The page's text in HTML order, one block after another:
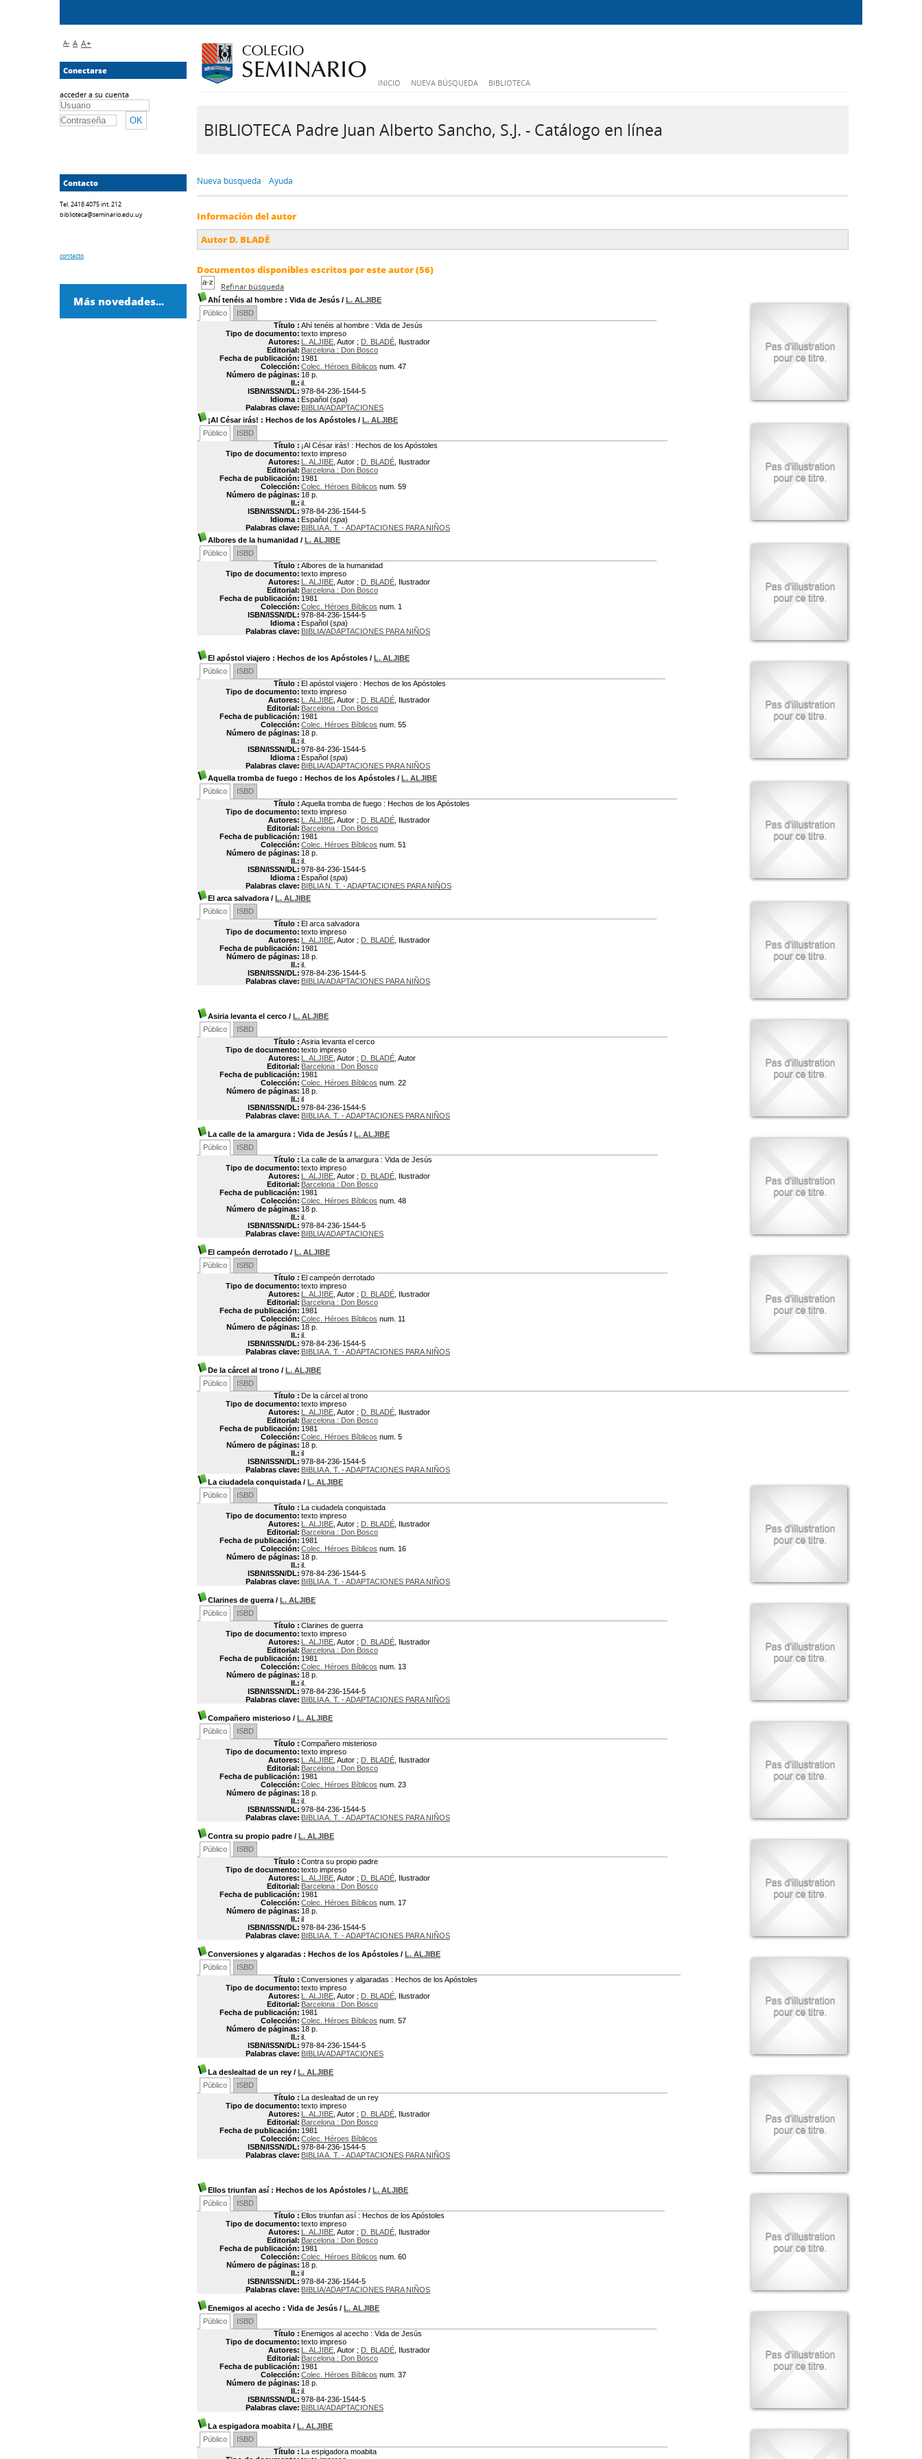
INICIO NUEVA BÚSQUEDA BIBLIOTECA
BIBLIOTECA Padre Juan Alberto Sancho, S.J. - Catálogo en línea
Nueva búsqueda Ayuda
Información del autor
Autor D. BLADÉ
Documentos disponibles escritos por este autor (56)
Refinar búsqueda
Ahí tenéis al hombre : Vida de Jesús / L. ALJIBE
Público
ISBD
Título : Ahí tenéis al hombre : Vida de Jesús
Tipo de documento: texto impreso
Autores: L. ALJIBE , Autor ; D. BLADÉ , Ilustrador
Editorial: Barcelona : Don Bosco
Fecha de publicación: 1981
Colección: Colec. Héroes Bíblicos num. 47
Número de páginas: 18 p.
Il.: il.
ISBN/ISSN/DL: 978-84-236-1544-5
Idioma : Español (spa)
Palabras clave: BIBLIA/ADAPTACIONES
¡Al César irás! : Hechos de los Apóstoles / L. ALJIBE
Público
ISBD
Título : ¡Al César irás! : Hechos de los Apóstoles
Tipo de documento: texto impreso
Autores: L. ALJIBE , Autor ; D. BLADÉ , Ilustrador
Editorial: Barcelona : Don Bosco
Fecha de publicación: 1981
Colección: Colec. Héroes Bíblicos num. 59
Número de páginas: 18 p.
Il.: il.
ISBN/ISSN/DL: 978-84-236-1544-5
Idioma : Español (spa)
Palabras clave: BIBLIA A. T. - ADAPTACIONES PARA NIÑOS
Albores de la humanidad / L. ALJIBE
Público
ISBD
Título : Albores de la humanidad
Tipo de documento: texto impreso
Autores: L. ALJIBE , Autor ; D. BLADÉ , Ilustrador
Editorial: Barcelona : Don Bosco
Fecha de publicación: 1981
Colección: Colec. Héroes Bíblicos num. 1
ISBN/ISSN/DL: 978-84-236-1544-5
Idioma : Español (spa)
Palabras clave: BIBLIA/ADAPTACIONES PARA NIÑOS
El apóstol viajero : Hechos de los Apóstoles / L. ALJIBE
Público
ISBD
Título : El apóstol viajero : Hechos de los Apóstoles
Tipo de documento: texto impreso
Autores: L. ALJIBE , Autor ; D. BLADÉ , Ilustrador
Editorial: Barcelona : Don Bosco
Fecha de publicación: 1981
Colección: Colec. Héroes Bíblicos num. 55
Número de páginas: 18 p.
Il.: il.
ISBN/ISSN/DL: 978-84-236-1544-5
Idioma : Español (spa)
Palabras clave: BIBLIA/ADAPTACIONES PARA NIÑOS
Aquella tromba de fuego : Hechos de los Apóstoles / L. ALJIBE
Público
ISBD
Título : Aquella tromba de fuego : Hechos de los Apóstoles
Tipo de documento: texto impreso
Autores: L. ALJIBE , Autor ; D. BLADÉ , Ilustrador
Editorial: Barcelona : Don Bosco
Fecha de publicación: 1981
Colección: Colec. Héroes Bíblicos num. 51
Número de páginas: 18 p.
Il.: il.
ISBN/ISSN/DL: 978-84-236-1544-5
Idioma : Español (spa)
Palabras clave: BIBLIA N. T. - ADAPTACIONES PARA NIÑOS
El arca salvadora / L. ALJIBE
Público
ISBD
Título : El arca salvadora
Tipo de documento: texto impreso
Autores: L. ALJIBE , Autor ; D. BLADÉ , Ilustrador
Fecha de publicación: 1981
Número de páginas: 18 p.
Il.: il.
ISBN/ISSN/DL: 978-84-236-1544-5
Palabras clave: BIBLIA/ADAPTACIONES PARA NIÑOS
Asiria levanta el cerco / L. ALJIBE
Público
ISBD
Título : Asiria levanta el cerco
Tipo de documento: texto impreso
Autores: L. ALJIBE , Autor ; D. BLADÉ , Autor
Editorial: Barcelona : Don Bosco
Fecha de publicación: 1981
Colección: Colec. Héroes Bíblicos num. 22
Número de páginas: 18 p.
Il.: il
ISBN/ISSN/DL: 978-84-236-1544-5
Palabras clave: BIBLIA A. T. - ADAPTACIONES PARA NIÑOS
La calle de la amargura : Vida de Jesús / L. ALJIBE
Público
ISBD
Título : La calle de la amargura : Vida de Jesús
Tipo de documento: texto impreso
Autores: L. ALJIBE , Autor ; D. BLADÉ , Ilustrador
Editorial: Barcelona : Don Bosco
Fecha de publicación: 1981
Colección: Colec. Héroes Bíblicos num. 48
Número de páginas: 18 p.
Il.: il.
ISBN/ISSN/DL: 978-84-236-1544-5
Palabras clave: BIBLIA/ADAPTACIONES
El campeón derrotado / L. ALJIBE
Público
ISBD
Título : El campeón derrotado
Tipo de documento: texto impreso
Autores: L. ALJIBE , Autor ; D. BLADÉ , Ilustrador
Editorial: Barcelona : Don Bosco
Fecha de publicación: 1981
Colección: Colec. Héroes Bíblicos num. 11
Número de páginas: 18 p.
Il.: il.
ISBN/ISSN/DL: 978-84-236-1544-5
Palabras clave: BIBLIA A. T. - ADAPTACIONES PARA NIÑOS
De la cárcel al trono / L. ALJIBE
Público
ISBD
Título : De la cárcel al trono
Tipo de documento: texto impreso
Autores: L. ALJIBE , Autor ; D. BLADÉ , Ilustrador
Editorial: Barcelona : Don Bosco
Fecha de publicación: 1981
Colección: Colec. Héroes Bíblicos num. 5
Número de páginas: 18 p.
Il.: il
ISBN/ISSN/DL: 978-84-236-1544-5
Palabras clave: BIBLIA A. T. - ADAPTACIONES PARA NIÑOS
La ciudadela conquistada / L. ALJIBE
Público
ISBD
Título : La ciudadela conquistada
Tipo de documento: texto impreso
Autores: L. ALJIBE , Autor ; D. BLADÉ , Ilustrador
Editorial: Barcelona : Don Bosco
Fecha de publicación: 1981
Colección: Colec. Héroes Bíblicos num. 16
Número de páginas: 18 p.
Il.: il.
ISBN/ISSN/DL: 978-84-236-1544-5
Palabras clave: BIBLIA A. T. - ADAPTACIONES PARA NIÑOS
Clarines de guerra / L. ALJIBE
Público
ISBD
Título : Clarines de guerra
Tipo de documento: texto impreso
Autores: L. ALJIBE , Autor ; D. BLADÉ , Ilustrador
Editorial: Barcelona : Don Bosco
Fecha de publicación: 1981
Colección: Colec. Héroes Bíblicos num. 13
Número de páginas: 18 p.
Il.: il.
ISBN/ISSN/DL: 978-84-236-1544-5
Palabras clave: BIBLIA A. T. - ADAPTACIONES PARA NIÑOS
Compañero misterioso / L. ALJIBE
Público
ISBD
Título : Compañero misterioso
Tipo de documento: texto impreso
Autores: L. ALJIBE , Autor ; D. BLADÉ , Ilustrador
Editorial: Barcelona : Don Bosco
Fecha de publicación: 1981
Colección: Colec. Héroes Bíblicos num. 23
Número de páginas: 18 p.
Il.: il.
ISBN/ISSN/DL: 978-84-236-1544-5
Palabras clave: BIBLIA A. T. - ADAPTACIONES PARA NIÑOS
Contra su propio padre / L. ALJIBE
Público
ISBD
Título : Contra su propio padre
Tipo de documento: texto impreso
Autores: L. ALJIBE , Autor ; D. BLADÉ , Ilustrador
Editorial: Barcelona : Don Bosco
Fecha de publicación: 1981
Colección: Colec. Héroes Bíblicos num. 17
Número de páginas: 18 p.
Il.: il
ISBN/ISSN/DL: 978-84-236-1544-5
Palabras clave: BIBLIA A. T. - ADAPTACIONES PARA NIÑOS
Conversiones y algaradas : Hechos de los Apóstoles / L. ALJIBE
Público
ISBD
Título : Conversiones y algaradas : Hechos de los Apóstoles
Tipo de documento: texto impreso
Autores: L. ALJIBE , Autor ; D. BLADÉ , Ilustrador
Editorial: Barcelona : Don Bosco
Fecha de publicación: 1981
Colección: Colec. Héroes Bíblicos num. 57
Número de páginas: 18 p.
Il.: il.
ISBN/ISSN/DL: 978-84-236-1544-5
Palabras clave: BIBLIA/ADAPTACIONES
La deslealtad de un rey / L. ALJIBE
Público
ISBD
Título : La deslealtad de un rey
Tipo de documento: texto impreso
Autores: L. ALJIBE , Autor ; D. BLADÉ , Ilustrador
Editorial: Barcelona : Don Bosco
Fecha de publicación: 1981
Colección: Colec. Héroes Bíblicos
ISBN/ISSN/DL: 978-84-236-1544-5
Palabras clave: BIBLIA A. T. - ADAPTACIONES PARA NIÑOS
Ellos triunfan así : Hechos de los Apóstoles / L. ALJIBE
Público
ISBD
Título : Ellos triunfan así : Hechos de los Apóstoles
Tipo de documento: texto impreso
Autores: L. ALJIBE , Autor ; D. BLADÉ , Ilustrador
Editorial: Barcelona : Don Bosco
Fecha de publicación: 1981
Colección: Colec. Héroes Bíblicos num. 60
Número de páginas: 18 p.
Il.: il
ISBN/ISSN/DL: 978-84-236-1544-5
Palabras clave: BIBLIA/ADAPTACIONES PARA NIÑOS
Enemigos al acecho : Vida de Jesús / L. ALJIBE
Público
ISBD
Título : Enemigos al acecho : Vida de Jesús
Tipo de documento: texto impreso
Autores: L. ALJIBE , Autor ; D. BLADÉ , Ilustrador
Editorial: Barcelona : Don Bosco
Fecha de publicación: 1981
Colección: Colec. Héroes Bíblicos num. 37
Número de páginas: 18 p.
Il.: il.
ISBN/ISSN/DL: 978-84-236-1544-5
Palabras clave: BIBLIA/ADAPTACIONES
La espigadora moabita / L. ALJIBE
Público
ISBD
Título : La espigadora moabita
A- A A+
Conectarse
acceder a su cuenta
Contacto
Tel. 2418 4075 int. 212
biblioteca@seminario.edu.uy
contacto
Más novedades...